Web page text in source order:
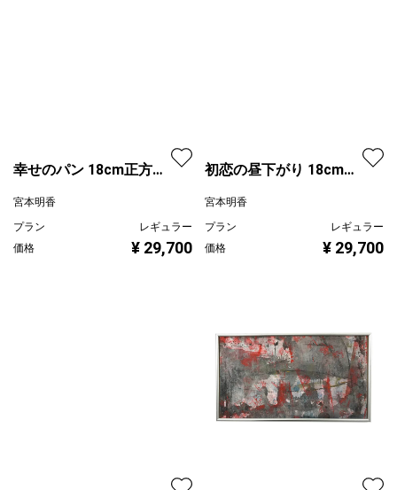
幸せのパン 18cm正方形
宮本明香
プラン
レギュラー
価格
¥ 29,700
初恋の昼下がり 18cm正
宮本明香
プラン
レギュラー
価格
¥ 29,700